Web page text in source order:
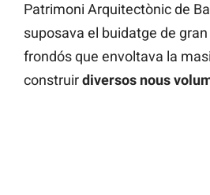
Patrimoni Arquitectònic de
suposava el buidatge de
frondós que envoltava la
construirdiversos nous